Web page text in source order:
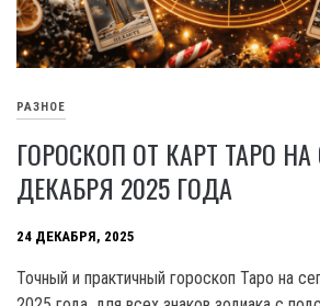
РАЗНОЕ
ГОРОСКОП ОТ КАРТ ТАРО
ДЕКАБРЯ 2025 ГОДА
24 ДЕКАБРЯ, 2025
Точный и практичный гороскоп Таро на